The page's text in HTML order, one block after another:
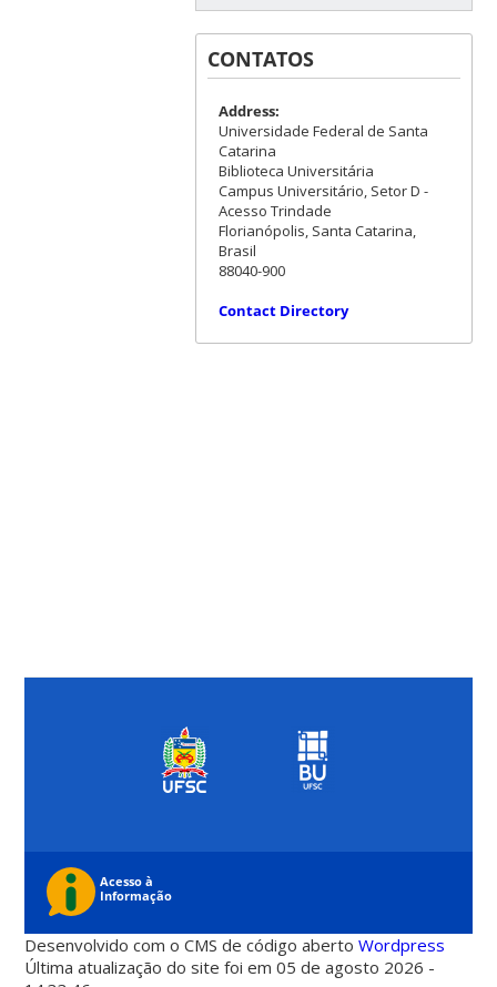
CONTATOS
Address:
Universidade Federal de Santa
Catarina
Biblioteca Universitária
Campus Universitário, Setor D -
Acesso Trindade
Florianópolis, Santa Catarina,
Brasil
88040-900
Contact Directory
Desenvolvido com o CMS de código abertoWordpress
Última atualização do site foi em 05 de agosto 2026 -